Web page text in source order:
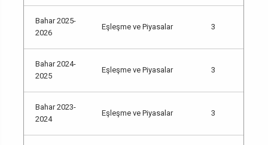
Bahar 2025-
2026
Eşleşme ve Piyasalar 3
Bahar 2024-
2025
Eşleşme ve Piyasalar 3
Bahar 2023-
2024
Eşleşme ve Piyasalar 3